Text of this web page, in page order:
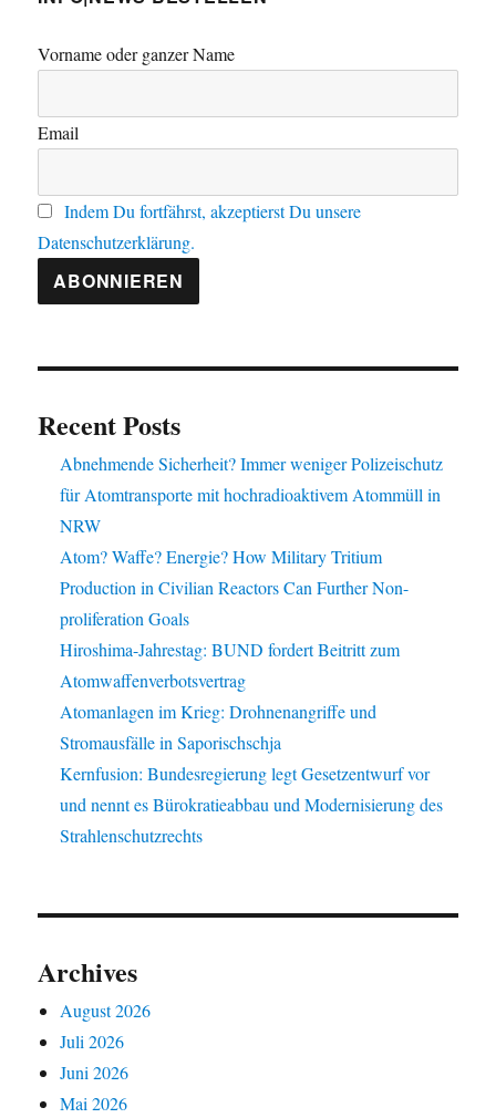
Vorname oder ganzer Name
Email
Indem Du fortfährst, akzeptierst Du unsere
Datenschutzerklärung.
Recent Posts
Abnehmende Sicherheit? Immer weniger Polizeischutz
für Atomtransporte mit hochradioaktivem Atommüll in
NRW
Atom? Waffe? Energie? How Military Tritium
Production in Civilian Reactors Can Further Non-
proliferation Goals
Hiroshima-Jahrestag: BUND fordert Beitritt zum
Atomwaffenverbotsvertrag
Atomanlagen im Krieg: Drohnenangriffe und
Stromausfälle in Saporischschja
Kernfusion: Bundesregierung legt Gesetzentwurf vor
und nennt es Bürokratieabbau und Modernisierung des
Strahlenschutzrechts
Archives
August 2026
Juli 2026
Juni 2026
Mai 2026